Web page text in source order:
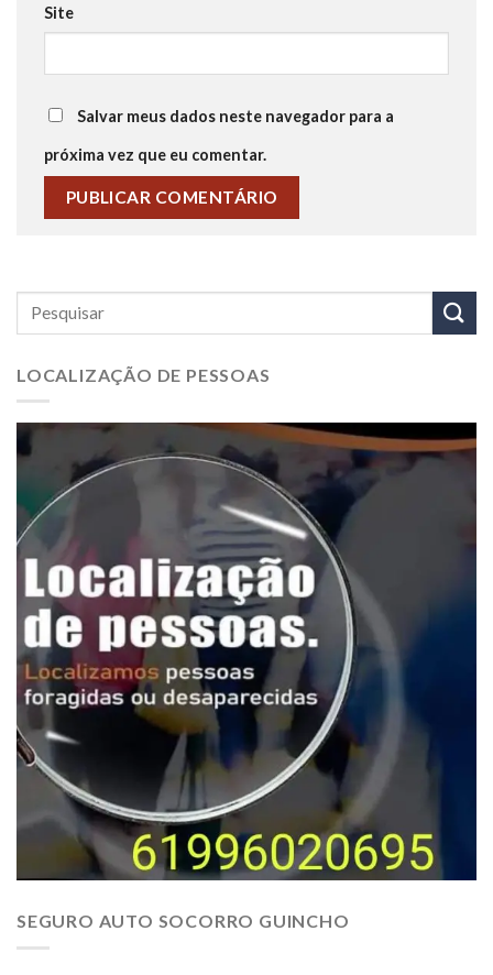
Site
Salvar meus dados neste navegador para a
próxima vez que eu comentar.
LOCALIZAÇÃO DE PESSOAS
SEGURO AUTO SOCORRO GUINCHO